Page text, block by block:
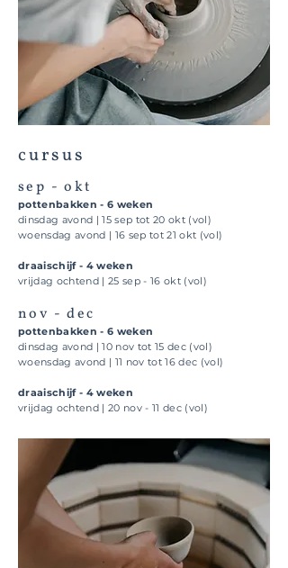
cursus
sep - okt
pottenbakken - 6 weken
dinsdag avond | 15 sep tot 20 okt (vol)
woensdag avond | 16 sep tot 21 okt (vol)
draaischijf - 4 weken
vrijdag ochtend | 25 sep - 16 okt (vol)
nov - dec
pottenbakken - 6 weken
dinsdag avond | 10 nov tot 15 dec (vol)
woensdag avond | 11 nov tot 16 dec (vol)
draaischijf - 4 weken
vrijdag ochtend | 20 nov - 11 dec (vol)